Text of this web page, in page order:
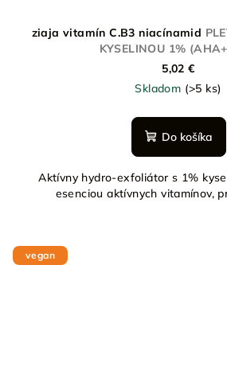
ziaja vitamín C.B3 niacínamid
KYSELINOU 1%
5,02 €
Skladom (>5 ks)
Do košíka
Aktívny hydro-exfoliátor s 1%
esenciou aktívnych vitamínov,
vegan